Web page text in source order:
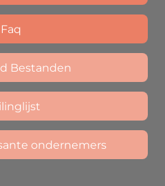
Faq
Bestanden
ondernemers